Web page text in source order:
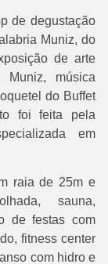
de degustação
Muniz, do
de arte
Muniz, música
do Buffet
foi feita pela
em
raia de 25m e
sauna,
de festas com
fitness center
com hidro e